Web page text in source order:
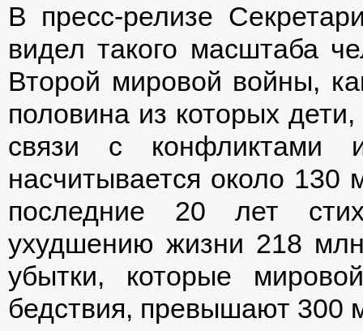
В пресс-релизе
видел такого масштаба
Второй мировой войны,
половина из которых
связи с конфликтами
насчитывается около
последние 20 лет
ухудшению жизни 218
убытки, которые
бедствия, превышают 300